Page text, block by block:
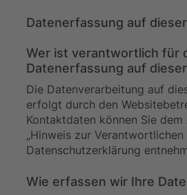
Datenerfassung auf
Wer ist verantwortlich für
Datenerfassung auf
Die Datenverarbeitung auf
erfolgt durch den
Kontaktdaten können Sie
„Hinweis zur Verantwortlichen
Datenschutzerklärung
Wie erfassen wir Ihre